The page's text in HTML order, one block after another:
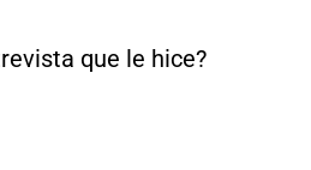
que le hice?